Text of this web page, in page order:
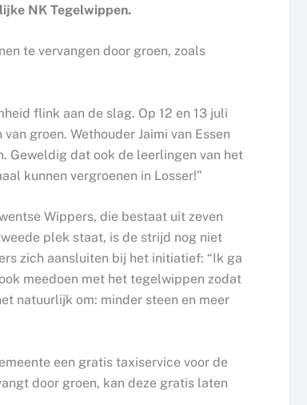
NK Tegelwippen.
te vervangen door groen, zoals
flink aan de slag. Op 12 en 13 juli
groen. Wethouder Jaimi van Essen
Geweldig dat ook de leerlingen van het
kunnen vergroenen in Losser!”
Wippers, die bestaat uit zeven
plek staat, is de strijd nog niet
zich aansluiten bij het initiatief: “Ik ga
meedoen met het tegelwippen zodat
natuurlijk om: minder steen en meer
een gratis taxiservice voor de
door groen, kan deze gratis laten